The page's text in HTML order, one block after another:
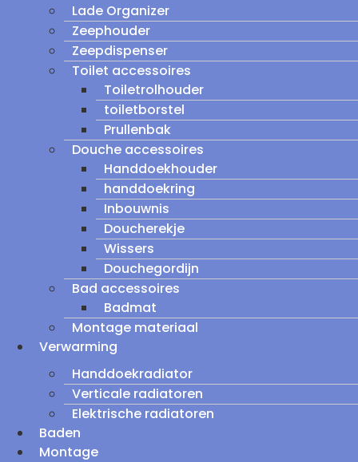
Lade Organizer
Zeephouder
Zeepdispenser
Toilet accessoires
Toiletrolhouder
toiletborstel
Prullenbak
Douche accessoires
Handdoekhouder
handdoekring
Inbouwnis
Doucherekje
Wissers
Douchegordijn
Bad accessoires
Badmat
Montage materiaal
Verwarming
Handdoekradiator
Verticale radiatoren
Elektrische radiatoren
Baden
Montage